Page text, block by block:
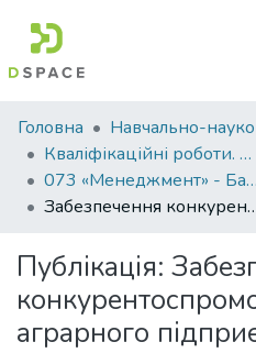
Фонди
та
зібрання
Пошук за критеріями
Статистика
Головна
Кваліфікаційні роботи. ННІ економіки, управління, права та ІТ
073 «Менеджмент» - Бакалаври 2023-2024
Забезпечення
Публікація:
аграрного